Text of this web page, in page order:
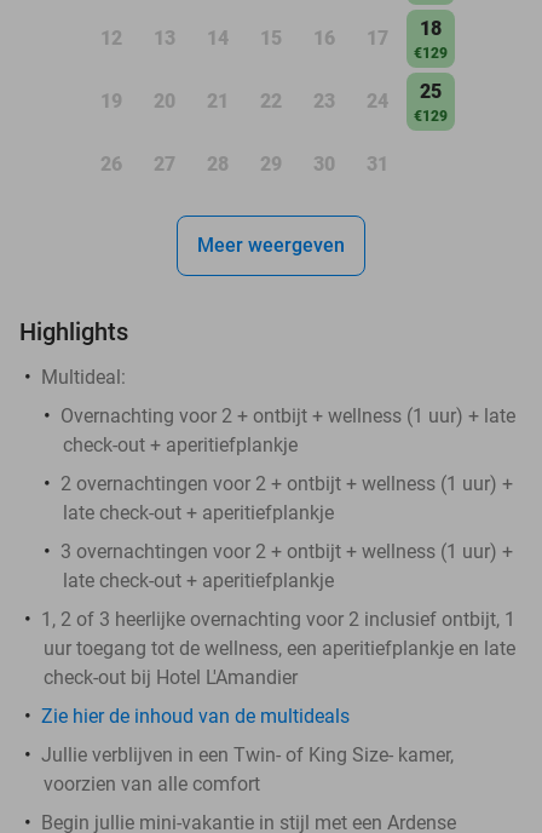
12 13 14 15 16 17 18
€129
19 20 21 22 23 24 25
€129
26 27 28 29 30 31
Meer weergeven
Highlights
Multideal:
Overnachting voor 2 + ontbijt + wellness (1 uur) + late
check-out + aperitiefplankje
2 overnachtingen voor 2 + ontbijt + wellness (1 uur) +
late check-out + aperitiefplankje
3 overnachtingen voor 2 + ontbijt + wellness (1 uur) +
late check-out + aperitiefplankje
1, 2 of 3 heerlijke overnachting voor 2 inclusief ontbijt, 1
uur toegang tot de wellness, een aperitiefplankje en late
check-out bij Hotel L'Amandier
Zie hier de inhoud van de multideals
Jullie verblijven in een Twin- of King Size- kamer,
voorzien van alle comfort
Begin jullie mini-vakantie in stijl met een Ardense